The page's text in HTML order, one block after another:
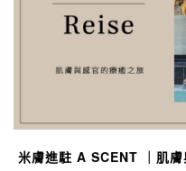
米膚進駐 A SCENT ｜肌